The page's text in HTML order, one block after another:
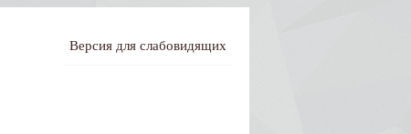
Версия для слабовидящих